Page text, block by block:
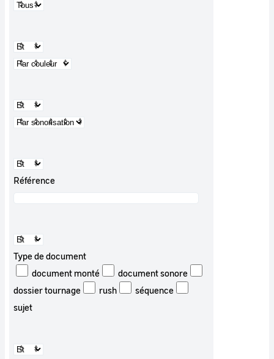
Référence
Type de document
document monté
document sonore
dossier tournage
rush
séquence
sujet